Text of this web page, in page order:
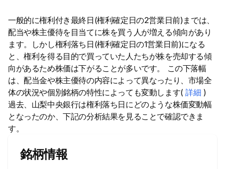
一般的に権利付き最終日(権利確定日の2営業日前)までは、
配当や株主優待を目当てに株を買う人が増える傾向があり
ます。しかし権利落ち日(権利確定日の1営業日前)になる
と、権利を得る目的で買っていた人たちが株を売却する傾
向があるため株価は下がることが多いです。 この下落幅
は、配当金や株主優待の内容によって異なったり、市場全
体の状況や個別銘柄の特性によっても変動します(詳細 )
過去、山梨中央銀行は権利落ち日にどのような株価変動幅
となったのか、下記の分析結果を見ることで確認できま
す。
銘柄情報